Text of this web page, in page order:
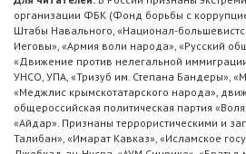
организации ФБК (Фонд борьбы с
Штабы Навального, «Национал-
Иеговы», «Армия воли народа», «Русский
«Движение против нелегальной
УНСО, УПА, «Тризуб им. Степана Бандеры»,
«Меджлис крымскотатарского народа»,
общероссийская политическая партия
«Айдар». Признаны террористическими и
Талибан», «Имарат Кавказ», «Исламское